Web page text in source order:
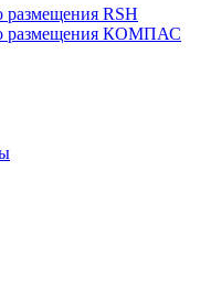
RSH
размещения КОМПАС